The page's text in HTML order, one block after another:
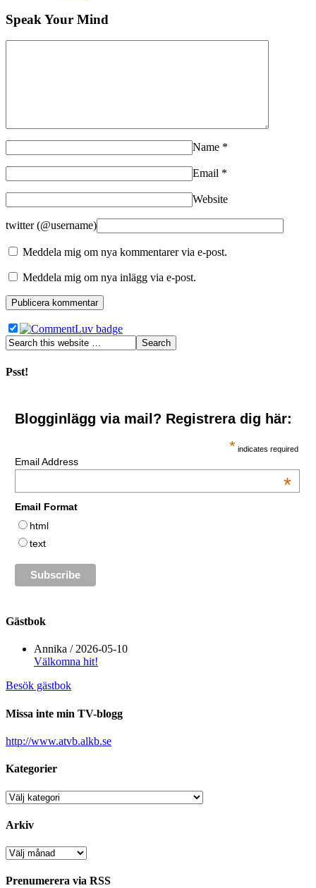
Speak Your Mind
Name *
Email *
Website
twitter (@username)
Meddela mig om nya kommentarer via e-post.
Meddela mig om nya inlägg via e-post.
Psst!
Blogginlägg via mail? Registrera dig här:
* indicates required
Email Address
*
Email Format
html
text
Gästbok
Annika /2026-05-10
Välkomna hit!
Besök gästbok
Missa inte min TV-blogg
http://www.atvb.alkb.se
Kategorier
Kategorier
Arkiv
Arkiv
Prenumerera via RSS